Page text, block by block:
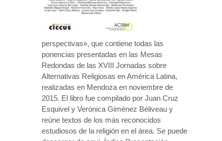
perspectivas», que contiene todas las
ponencias presentadas en las Mesas
Redondas de las XVIII Jornadas sobre
Alternativas Religiosas en América Latina,
realizadas en Mendoza en noviembre de
2015. El libro fue compilado por Juan Cruz
Esquivel y Verónica Giménez Béliveau y
reúne textos de los más reconocidos
estudiosos de la religión en el área. Se puede